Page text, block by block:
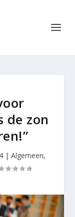
de zon
| Algemeen,